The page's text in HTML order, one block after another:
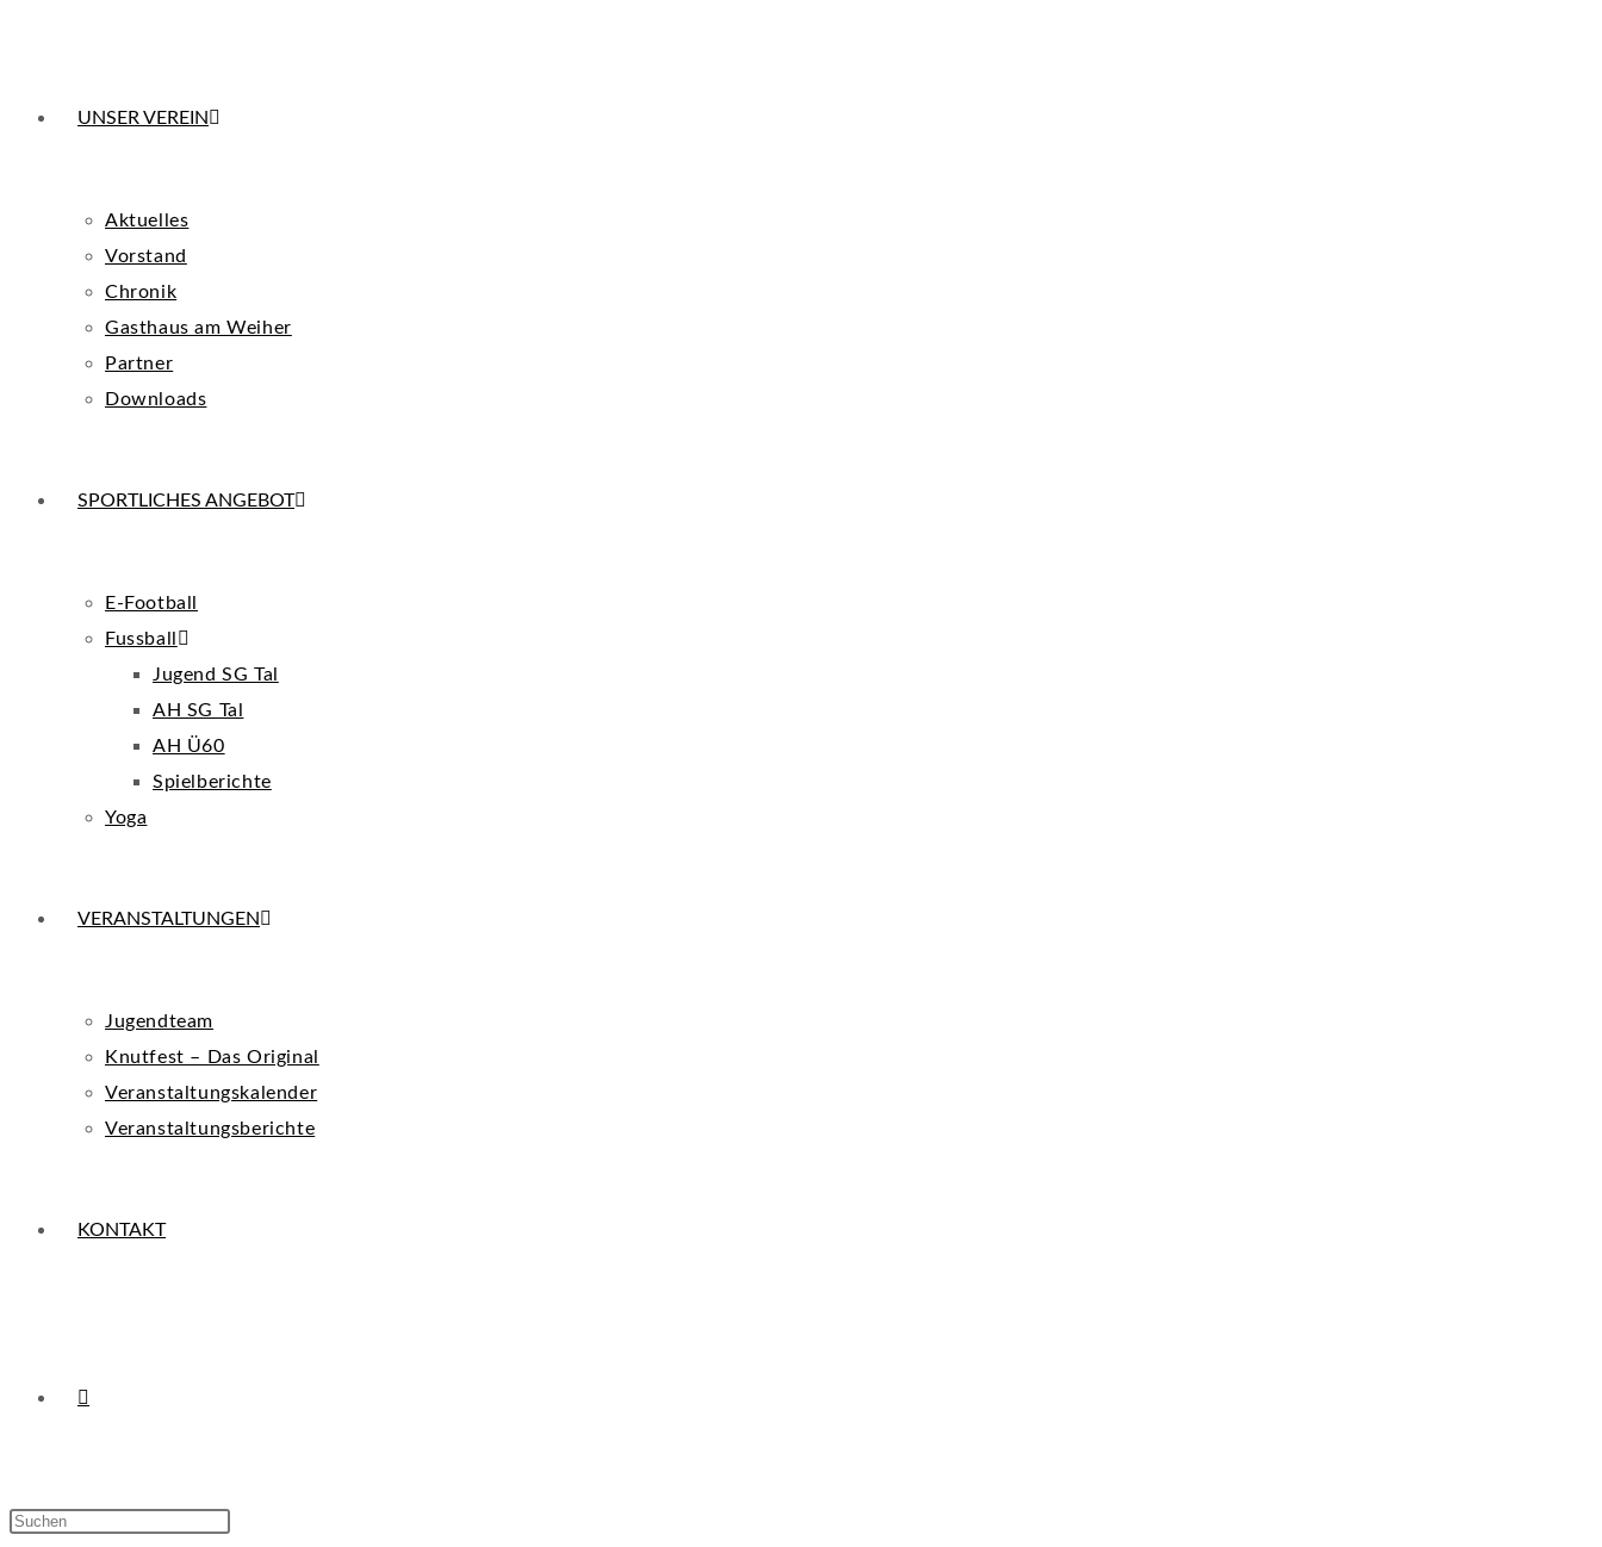
UNSER VEREIN
Aktuelles
Vorstand
Chronik
Gasthaus am Weiher
Partner
Downloads
SPORTLICHES ANGEBOT
E-Football
Fussball
Jugend SG Tal
AH SG Tal
AH Ü60
Spielberichte
Yoga
VERANSTALTUNGEN
Jugendteam
Knutfest – Das Original
Veranstaltungskalender
Veranstaltungsberichte
KONTAKT
WEBSITE-